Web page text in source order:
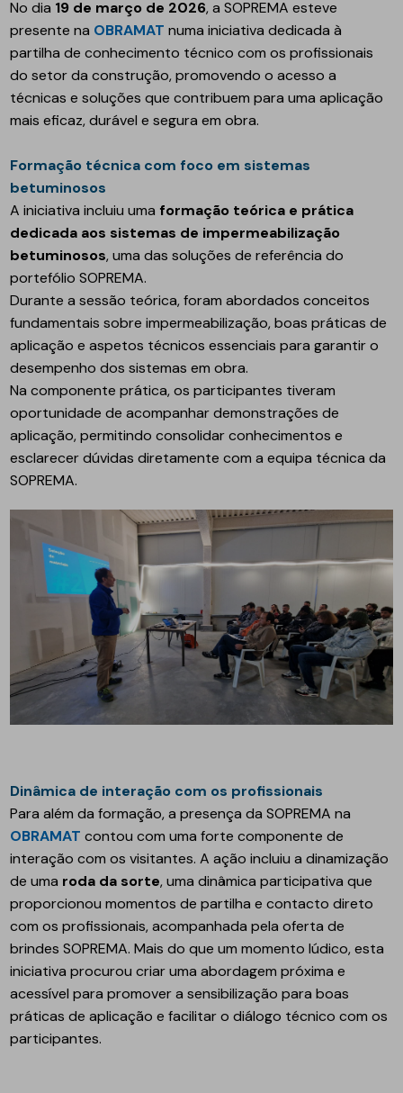
No dia 19 de março de 2026, a SOPREMA esteve
presente na OBRAMATnuma iniciativa dedicada à
partilha de conhecimento técnico com os profissionais
do setor da construção, promovendo o acesso a
técnicas e soluções que contribuem para uma aplicação
mais eficaz, durável e segura em obra.
Formação técnica com foco em sistemas
betuminosos
A iniciativa incluiu uma formação teórica e prática
dedicada aos sistemas de impermeabilização
betuminosos, uma das soluções de referência do
portefólio SOPREMA.
Durante a sessão teórica, foram abordados conceitos
fundamentais sobre impermeabilização, boas práticas de
aplicação e aspetos técnicos essenciais para garantir o
desempenho dos sistemas em obra.
Na componente prática, os participantes tiveram
oportunidade de acompanhar demonstrações de
aplicação, permitindo consolidar conhecimentos e
esclarecer dúvidas diretamente com a equipa técnica da
SOPREMA.
Dinâmica de interação com os profissionais
Para além da formação, a presença da SOPREMA na
OBRAMAT contou com uma forte componente de
interação com os visitantes. A ação incluiu a dinamização
de uma roda da sorte, uma dinâmica participativa que
proporcionou momentos de partilha e contacto direto
com os profissionais, acompanhada pela oferta de
brindes SOPREMA. Mais do que um momento lúdico, esta
iniciativa procurou criar uma abordagem próxima e
acessível para promover a sensibilização para boas
práticas de aplicação e facilitar o diálogo técnico com os
participantes.